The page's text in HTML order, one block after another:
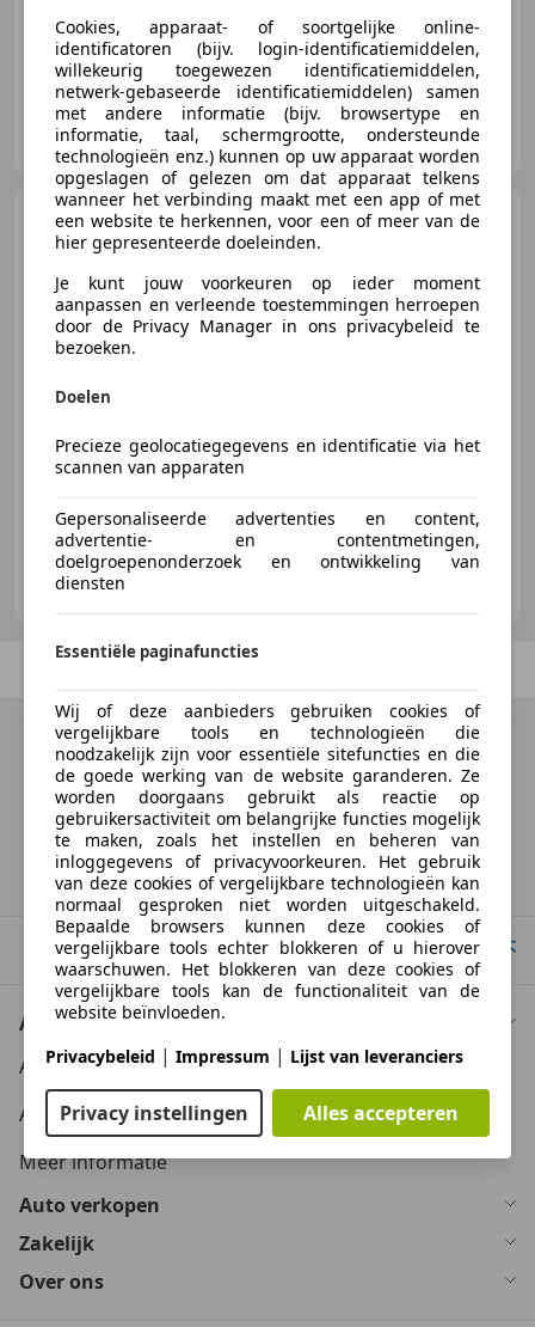
FaBe-Exclusive
NL-4131 NN VIANEN
Bentley Arnage 6.8 V8 Red
Label / NAP / Leer / Memory /
01/2001 46.191 km Benzine 298 kW (405 PK)
FaBe-Exclusive
NL-4131 NN VIANEN
BTW verrekenbaar
Specificatie van de fabrikant voor nieuwe voertuigen. Afhankelijk van de
kilometerstand, het rijgedrag, de leeftijd van de batterij en het
laadgedrag, kan de radius van occasies aanzienlijk variëren.
Homepage
Naar boven
Auto kopen
Auto kooptips
Auto zoektips
Meer informatie
Auto verkopen
Zakelijk
Over ons
Cookies, apparaat- of soortgelijke online-
identificatoren (bijv. login-identificatiemiddelen,
willekeurig toegewezen identificatiemiddelen,
netwerk-gebaseerde identificatiemiddelen) samen
met andere informatie (bijv. browsertype en
informatie, taal, schermgrootte, ondersteunde
technologieën enz.) kunnen op uw apparaat worden
opgeslagen of gelezen om dat apparaat telkens
wanneer het verbinding maakt met een app of met
een website te herkennen, voor een of meer van de
hier gepresenteerde doeleinden.
Je kunt jouw voorkeuren op ieder moment
aanpassen en verleende toestemmingen herroepen
door de Privacy Manager in ons privacybeleid te
bezoeken.
Doelen
Precieze geolocatiegegevens en identificatie via het
scannen van apparaten
Gepersonaliseerde advertenties en content,
advertentie- en contentmetingen,
doelgroepenonderzoek en ontwikkeling van
diensten
Essentiële paginafuncties
Wij of deze aanbieders gebruiken cookies of
vergelijkbare tools en technologieën die
noodzakelijk zijn voor essentiële sitefuncties en die
de goede werking van de website garanderen. Ze
worden doorgaans gebruikt als reactie op
gebruikersactiviteit om belangrijke functies mogelijk
te maken, zoals het instellen en beheren van
inloggegevens of privacyvoorkeuren. Het gebruik
van deze cookies of vergelijkbare technologieën kan
normaal gesproken niet worden uitgeschakeld.
Bepaalde browsers kunnen deze cookies of
vergelijkbare tools echter blokkeren of u hierover
waarschuwen. Het blokkeren van deze cookies of
vergelijkbare tools kan de functionaliteit van de
website beïnvloeden.
Wij en derden gebruiken verschillende
vergelijkbare tools op onze website, om u
uitgebreide sitefuncties aan te bieden en een
verbeterde gebruikerservaring te garanderen. Via
deze uitgebreide functionaliteiten maken we het
mogelijk om ons aanbod te personaliseren -
bijvoorbeeld om uw zoekopdrachten bij een later
Privacybeleid | Impressum | Lijst van leveranciers
Privacy instellingen Alles accepteren